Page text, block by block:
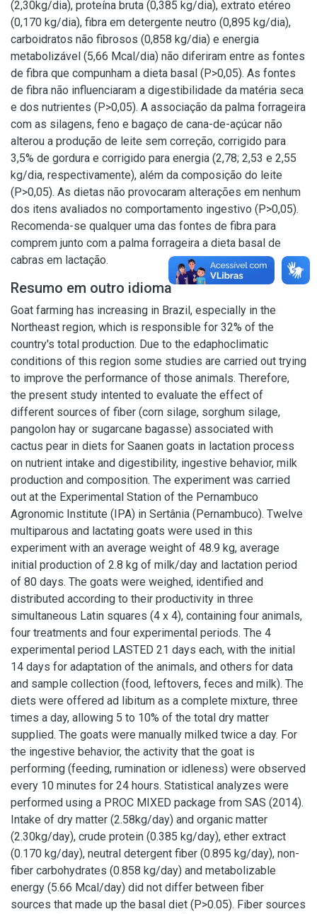
(2,30kg/dia), proteína bruta (0,385 kg/dia), extrato etéreo
(0,170 kg/dia), fibra em detergente neutro (0,895 kg/dia),
carboidratos não fibrosos (0,858 kg/dia) e energia
metabolizável (5,66 Mcal/dia) não diferiram entre as fontes
de fibra que compunham a dieta basal (P>0,05). As fontes
de fibra não influenciaram a digestibilidade da matéria seca
e dos nutrientes (P>0,05). A associação da palma forrageira
com as silagens, feno e bagaço de cana-de-açúcar não
alterou a produção de leite sem correção, corrigido para
3,5% de gordura e corrigido para energia (2,78; 2,53 e 2,55
kg/dia, respectivamente), além da composição do leite
(P>0,05). As dietas não provocaram alterações em nenhum
dos itens avaliados no comportamento ingestivo (P>0,05).
Recomenda-se qualquer uma das fontes de fibra para
comprem junto com a palma forrageira a dieta basal de
cabras em lactação.
Resumo em outro idioma
Goat farming has increasing in Brazil, especially in the
Northeast region, which is responsible for 32% of the
country's total production. Due to the edaphoclimatic
conditions of this region some studies are carried out trying
to improve the performance of those animals. Therefore,
the present study intented to evaluate the effect of
different sources of fiber (corn silage, sorghum silage,
pangolon hay or sugarcane bagasse) associated with
cactus pear in diets for Saanen goats in lactation process
on nutrient intake and digestibility, ingestive behavior, milk
production and composition. The experiment was carried
out at the Experimental Station of the Pernambuco
Agronomic Institute (IPA) in Sertânia (Pernambuco). Twelve
multiparous and lactating goats were used in this
experiment with an average weight of 48.9 kg, average
initial production of 2.8 kg of milk/day and lactation period
of 80 days. The goats were weighed, identified and
distributed according to their productivity in three
simultaneous Latin squares (4 x 4), containing four animals,
four treatments and four experimental periods. The 4
experimental period LASTED 21 days each, with the initial
14 days for adaptation of the animals, and others for data
and sample collection (food, leftovers, feces and milk). The
diets were offered ad libitum as a complete mixture, three
times a day, allowing 5 to 10% of the total dry matter
supplied. The goats were manually milked twice a day. For
the ingestive behavior, the activity that the goat is
performing (feeding, rumination or idleness) were observed
every 10 minutes for 24 hours. Statistical analyzes were
performed using a PROC MIXED package from SAS (2014).
Intake of dry matter (2.58kg/day) and organic matter
(2.30kg/day), crude protein (0.385 kg/day), ether extract
(0.170 kg/day), neutral detergent fiber (0.895 kg/day), non-
fiber carbohydrates (0.858 kg/day) and metabolizable
energy (5.66 Mcal/day) did not differ between fiber
sources that made up the basal diet (P>0.05). Fiber sources